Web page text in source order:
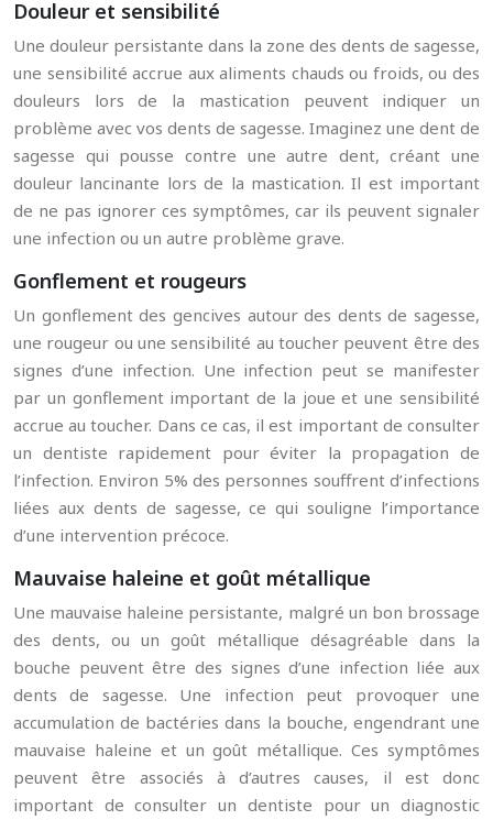
Douleur et sensibilité
Une douleur persistante dans la zone des dents de sagesse,
une sensibilité accrue aux aliments chauds ou froids, ou des
douleurs lors de la mastication peuvent indiquer un
problème avec vos dents de sagesse. Imaginez une dent de
sagesse qui pousse contre une autre dent, créant une
douleur lancinante lors de la mastication. Il est important
de ne pas ignorer ces symptômes, car ils peuvent signaler
une infection ou un autre problème grave.
Gonflement et rougeurs
Un gonflement des gencives autour des dents de sagesse,
une rougeur ou une sensibilité au toucher peuvent être des
signes d’une infection. Une infection peut se manifester
par un gonflement important de la joue et une sensibilité
accrue au toucher. Dans ce cas, il est important de consulter
un dentiste rapidement pour éviter la propagation de
l’infection. Environ 5% des personnes souffrent d’infections
liées aux dents de sagesse, ce qui souligne l’importance
d’une intervention précoce.
Mauvaise haleine et goût métallique
Une mauvaise haleine persistante, malgré un bon brossage
des dents, ou un goût métallique désagréable dans la
bouche peuvent être des signes d’une infection liée aux
dents de sagesse. Une infection peut provoquer une
accumulation de bactéries dans la bouche, engendrant une
mauvaise haleine et un goût métallique. Ces symptômes
peuvent être associés à d’autres causes, il est donc
important de consulter un dentiste pour un diagnostic